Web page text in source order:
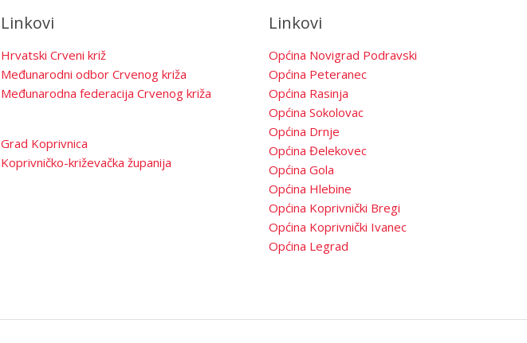
Linkovi
Hrvatski Crveni križ
Međunarodni odbor Crvenog križa
Međunarodna federacija Crvenog križa
Grad Koprivnica
Koprivničko-križevačka županija
Linkovi
Općina Novigrad Podravski
Općina Peteranec
Općina Rasinja
Općina Sokolovac
Općina Drnje
Općina Đelekovec
Općina Gola
Općina Hlebine
Općina Koprivnički Bregi
Općina Koprivnički Ivanec
Općina Legrad